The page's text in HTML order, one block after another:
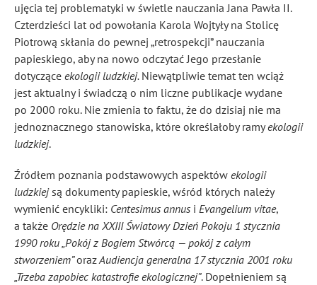
ujęcia tej problematyki w świetle nauczania Jana Pawła II.
Czterdzieści lat od powołania Karola Wojtyły na Stolicę
Piotrową skłania do pewnej „retrospekcji” nauczania
papieskiego, aby na nowo odczytać Jego przesłanie
dotyczące ekologii ludzkiej. Niewątpliwie temat ten wciąż
jest aktualny i świadczą o nim liczne publikacje wydane
po 2000 roku. Nie zmienia to faktu, że do dzisiaj nie ma
jednoznacznego stanowiska, które określałoby ramyekologii
ludzkiej.
Źródłem poznania podstawowych aspektów ekologii
ludzkiejsą dokumenty papieskie, wśród których należy
wymienić encykliki: Centesimus annus i Evangelium vitae,
a także Orędzie na XXIII Światowy Dzień Pokoju 1 stycznia
1990 roku „Pokój z Bogiem Stwórcą — pokój z całym
stworzeniem”orazAudiencja generalna 17 stycznia 2001 roku
„Trzeba zapobiec katastrofie ekologicznej”. Dopełnieniem są